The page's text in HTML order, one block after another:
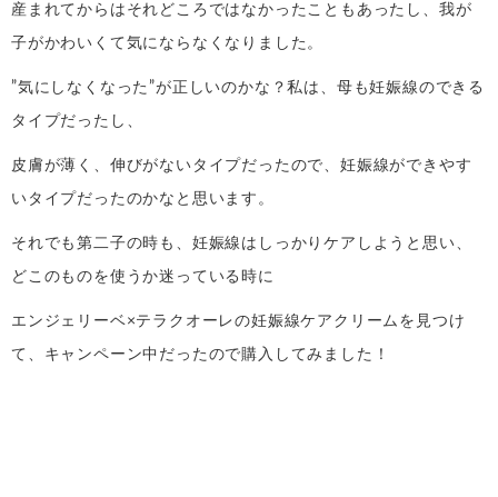
産まれてからはそれどころではなかったこともあったし、我が
子がかわいくて気にならなくなりました。
”気にしなくなった”が正しいのかな？私は、母も妊娠線のできる
タイプだったし、
皮膚が薄く、伸びがないタイプだったので、妊娠線ができやす
いタイプだったのかなと思います。
それでも第二子の時も、妊娠線はしっかりケアしようと思い、
どこのものを使うか迷っている時に
エンジェリーベ×テラクオーレの妊娠線ケアクリームを見つけ
て、キャンペーン中だったので購入してみました！